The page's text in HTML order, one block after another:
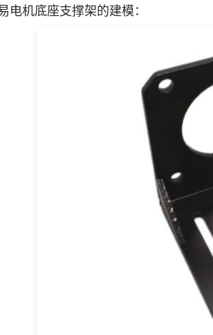
电机底座支撑架的建模：